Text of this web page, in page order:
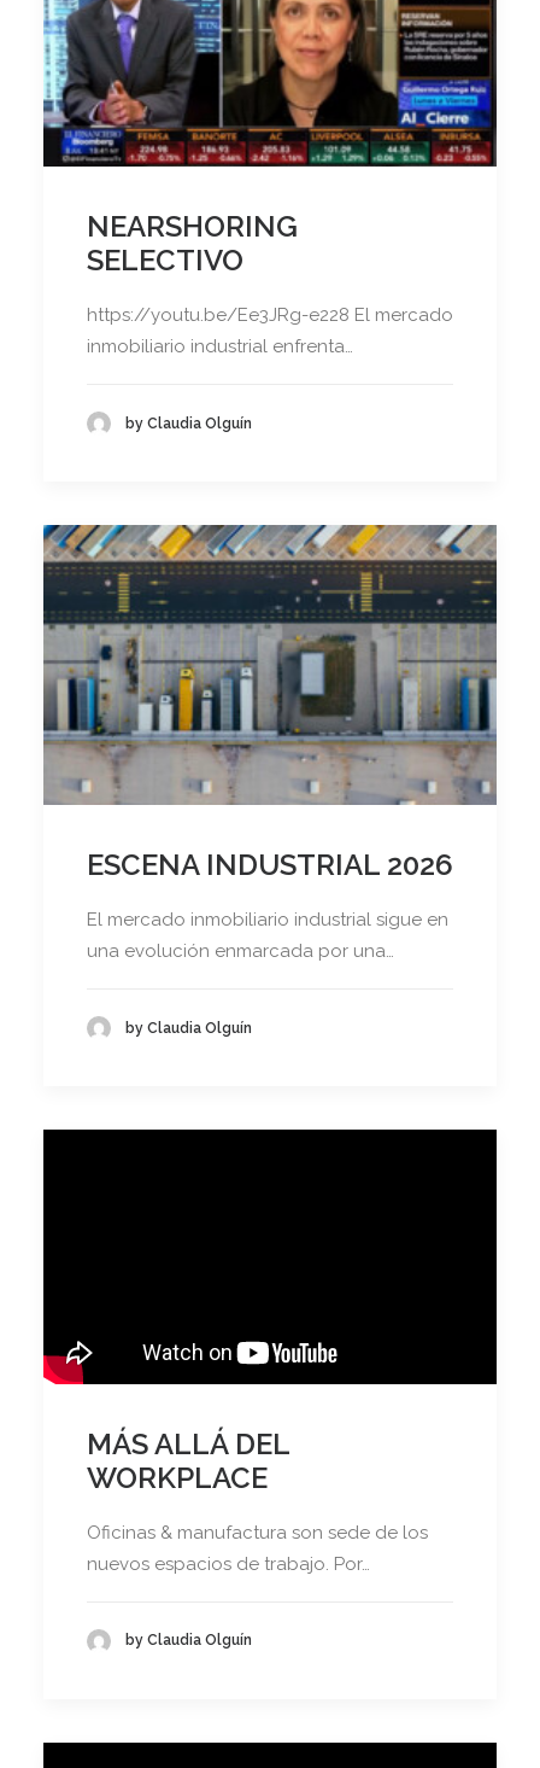
NEARSHORING
SELECTIVO
https://youtu.be/Ee3JRg-e228 El mercado
inmobiliario industrial enfrenta…
by Claudia Olguín
ESCENA INDUSTRIAL 2026
El mercado inmobiliario industrial sigue en
una evolución enmarcada por una…
by Claudia Olguín
MÁS ALLÁ DEL
WORKPLACE
Oficinas & manufactura son sede de los
nuevos espacios de trabajo. Por…
by Claudia Olguín